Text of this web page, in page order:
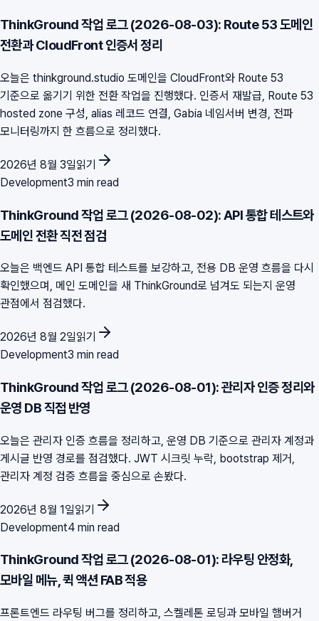
ThinkGround 작업 로그 (2026-08-03): Route 53 도메인
전환과 CloudFront 인증서 정리
오늘은 thinkground.studio 도메인을 CloudFront와 Route 53
기준으로 옮기기 위한 전환 작업을 진행했다. 인증서 재발급, Route 53
hosted zone 구성, alias 레코드 연결, Gabia 네임서버 변경, 전파
모니터링까지 한 흐름으로 정리했다.
2026년 8월 3일읽기
Development3 min read
ThinkGround 작업 로그 (2026-08-02): API 통합 테스트와
도메인 전환 직전 점검
오늘은 백엔드 API 통합 테스트를 보강하고, 전용 DB 운영 흐름을 다시
확인했으며, 메인 도메인을 새 ThinkGround로 넘겨도 되는지 운영
관점에서 점검했다.
2026년 8월 2일읽기
Development3 min read
ThinkGround 작업 로그 (2026-08-01): 관리자 인증 정리와
운영 DB 직접 반영
오늘은 관리자 인증 흐름을 정리하고, 운영 DB 기준으로 관리자 계정과
게시글 반영 경로를 점검했다. JWT 시크릿 누락, bootstrap 제거,
관리자 계정 검증 흐름을 중심으로 손봤다.
2026년 8월 1일읽기
Development4 min read
ThinkGround 작업 로그 (2026-08-01): 라우팅 안정화,
모바일 메뉴, 퀵 액션 FAB 적용
프론트엔드 라우팅 버그를 정리하고, 스켈레톤 로딩과 모바일 햄버거